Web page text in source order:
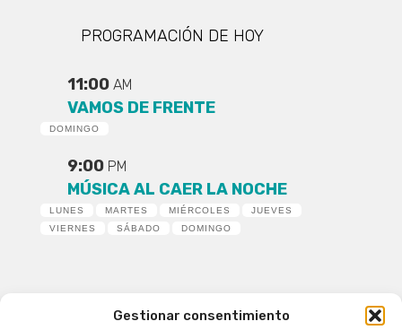
Gestionar consentimiento
PROGRAMACIÓN DE HOY
11:00 AM
VAMOS DE FRENTE
DOMINGO
9:00 PM
MÚSICA AL CAER LA NOCHE
LUNES MARTES MIÉRCOLES
JUEVES
VIERNES
SÁBADO DOMINGO